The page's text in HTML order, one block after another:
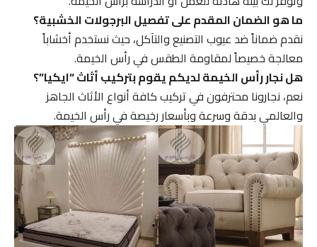
ما هو الضمان المقدم على تفصيل البرجولات الخشبية؟
نقدم ضماناً ضد عيوب التصنيع والتآكل، حيث نستخدم أخشاباً
معالجة خصيصاً لمقاومة الطقس في رأس الخيمة.
هل نجار رأس الخيمة لديكم يقوم بتركيب أثاث “ايكيا”؟
نعم، نجارونا محترفون في تركيب كافة أنواع الأثاث الجاهز
والعالمي بدقة وسرعة وبأسعار رخيصة في رأس الخيمة.